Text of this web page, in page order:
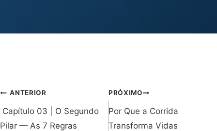
de
Post
ANTERIOR
Capítulo 03 | O Segundo
Pilar — As 7 Regras
PRÓXIMO
Por Que a Corrida
Transforma Vidas